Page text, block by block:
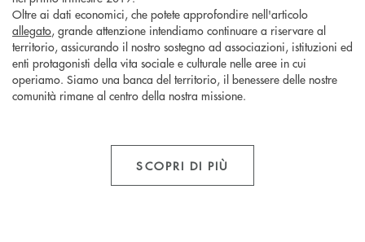
Oltre ai dati economici, che potete approfondire nell'articolo
allegato, grande attenzione intendiamo continuare a riservare al
territorio, assicurando il nostro sostegno ad associazioni, istituzioni ed
enti protagonisti della vita sociale e culturale nelle aree in cui
operiamo. Siamo una banca del territorio, il benessere delle nostre
comunità rimane al centro della nostra missione.
SCOPRI DI PIÙ